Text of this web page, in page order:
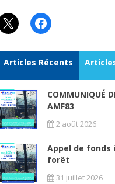
X Facebook
Articles Récents
COMMUNIQUÉ
AMF83
2 août 2026
Appel de fonds
forêt
31 juillet 2026